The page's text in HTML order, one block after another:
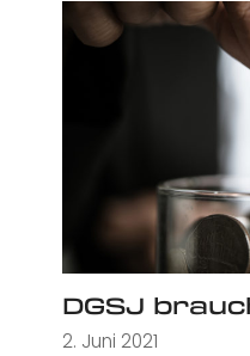
DGSJ
2. Juni 2021